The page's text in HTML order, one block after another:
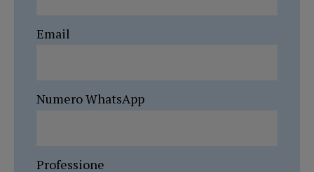
Email
Numero WhatsApp
Professione